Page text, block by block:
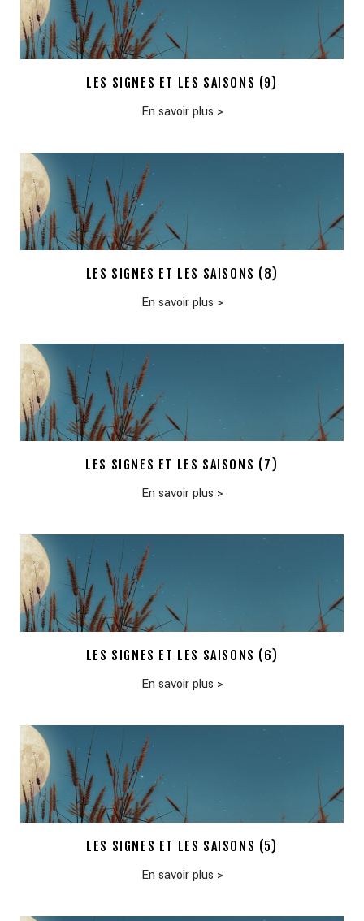
LES SIGNES ET LES SAISONS (9)
En savoir plus >
LES SIGNES ET LES SAISONS (8)
En savoir plus >
LES SIGNES ET LES SAISONS (7)
En savoir plus >
LES SIGNES ET LES SAISONS (6)
En savoir plus >
LES SIGNES ET LES SAISONS (5)
En savoir plus >